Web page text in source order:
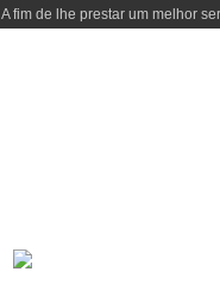
A fim de lhe prestar um melhor